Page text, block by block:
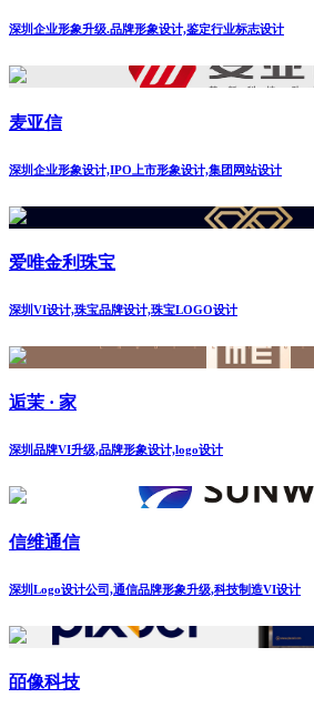
深圳企业形象升级.品牌形象设计,鉴定行业标志设计
麦亚信
深圳企业形象设计,IPO上市形象设计,集团网站设计
爱唯金利珠宝
深圳VI设计,珠宝品牌设计,珠宝LOGO设计
逅茉 · 家
深圳品牌VI升级,品牌形象设计,logo设计
信维通信
深圳Logo设计公司,通信品牌形象升级,科技制造VI设计
皕像科技